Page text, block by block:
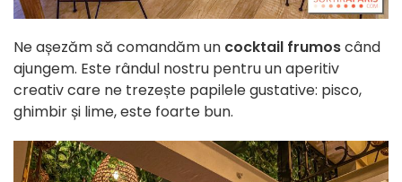
Ne așezăm să comandăm un cocktail frumoscând
ajungem. Este rândul nostru pentru un aperitiv
creativ care ne trezește papilele gustative: pisco,
ghimbir și lime, este foarte bun.